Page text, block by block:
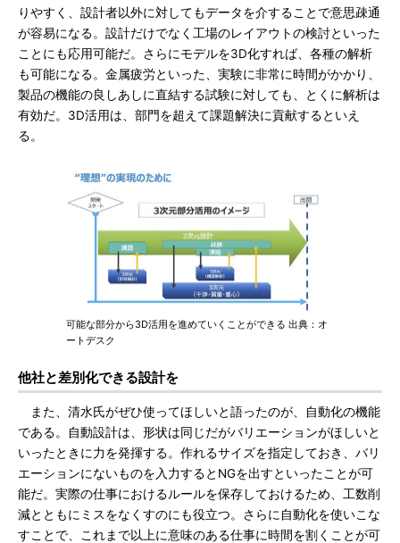
りやすく、設計者以外に対してもデータを介することで意思疎通
が容易になる。設計だけでなく工場のレイアウトの検討といった
ことにも応用可能だ。さらにモデルを3D化すれば、各種の解析
も可能になる。金属疲労といった、実験に非常に時間がかかり、
製品の機能の良しあしに直結する試験に対しても、とくに解析は
有効だ。3D活用は、部門を超えて課題解決に貢献するといえ
る。
可能な部分から3D活用を進めていくことができる 出典：オ
ートデスク
他社と差別化できる設計を
また、清水氏がぜひ使ってほしいと語ったのが、自動化の機能
である。自動設計は、形状は同じだがバリエーションがほしいと
いったときに力を発揮する。作れるサイズを指定しておき、バリ
エーションにないものを入力するとNGを出すといったことが可
能だ。実際の仕事におけるルールを保存しておけるため、工数削
減とともにミスをなくすのにも役立つ。さらに自動化を使いこな
すことで、これまで以上に意味のある仕事に時間を割くことが可